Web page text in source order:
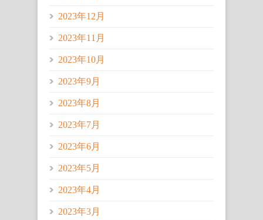
2023年12月
2023年11月
2023年10月
2023年9月
2023年8月
2023年7月
2023年6月
2023年5月
2023年4月
2023年3月